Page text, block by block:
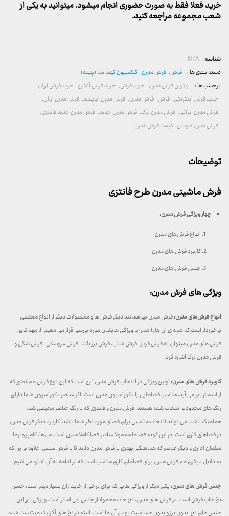
خرید فعلا فقط به صورت حضوری انجام میشود. میتوانید به یکی از
شعب مجموعه مراجعه کنید.
شناسه : N/A
دسته بندی ها : فرش, فرش مدرن, کلکسیون کهنه نما (پتینه)
برچسب ها : بهترین فرش مدرن, خرید فرش, خرید فرش آنلاین, خرید فرش ارزان,
خرید فرش اینترنتی, فرش, فرش مدرن, فرش مدرن ابریشم, فرش مدرن ارزان,
فرش مدرن ایرانی, فرش مدرن ترک, فرش مدرن جدید, فرش مدرن جدید فانتزی,
فرش مدرن طوسی, قیمت فرش مدرن
توضیحات
فرش ماشینی مدرن طرح فانتزی
چهار ویژگی فرش مدرن:
انواع فرش‌های مدرن
کاربرد فرش های مدرن
جنس فرش های مدرن
ویژگی های فرش مدرن:
انواع فرش‌های مدرن:فرش مدرن نیز همانند دیگر فرش ها و محصولات دیگر از انواع مختلفی
برخوردار است که همه ی آن ها را همرا با ویژگی هایشان مورد بررسی قرار می دهیم. از مهم ترین
فرش های مدرن میتوان به فرش فریز ، فرش شنل ، فرش پرز بلند ، فرش عروسکی ، فرش شگی و
فرش مدرن ترک اشاره کرد.
کاربرد فرش های مدرن:اولین ویژگی در انتخاب فرش مدرن این است که این نوع فرش همانطور که
از اسمش بر می آید، مناسب فضاهایی با دکوراسیون مدرن است. اگر عناصر دکوراسیون شما دارای
رنگ های محدود و انتخاب شده هستند، فرش مدرن و فانتزی که با رنگ عناصر محیطی شما
هماهنگ باشد، می تواند انتخاب مناسبی برای فضای مورد نظر شما باشد. کاربرد دیگر فرش مدرن
در فضاهای کاری است. در این گونه فضاها معمولا عناصر فضا کاملا مدرن است. میزها، کامپیوترها،
مبلمان اداری و دیگر عناصر که هماهنگی بهتری با فرش مدرن دارند تا با فرش سنتی. علاوه براین که
به دلایل دیگری هم فرش مدرن برای فضاهای کاری مناسب است که در ادامه به آن اشاره می کنیم.
جنس فرش های مدرن:یکی دیگر از ویژگی هایی که برای برخی از خریداران بسیار مهم است، جنس
نخ خاب فرش است. در فرش های مدرن، نخ خاب معمولا از جنس پلی استر است. ویژگی بارز این
جنس های نخ، بدون پرز و بدون حساسیت بودن آن ها است. البته در نخ های آکرلیک هیت ست شده